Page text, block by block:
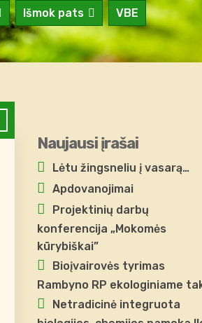
Išmok pats
VBE
Naujausi įrašai
Lėtu žingsneliu į vasarą…
Apdovanojimai
Projektinių darbų
konferencija „Mokomės
kūrybiškai”
Bioįvairovės tyrimas
Rambyno RP ekologiniame
Netradicinė integruota